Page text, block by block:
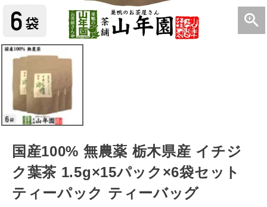
国産100% 無農薬 栃木県産 イチジ
ク葉茶 1.5g×15パック×6袋セット
ティーパック ティーバッグ